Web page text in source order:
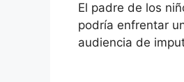
El padre de los
podría enfrentar
audiencia de